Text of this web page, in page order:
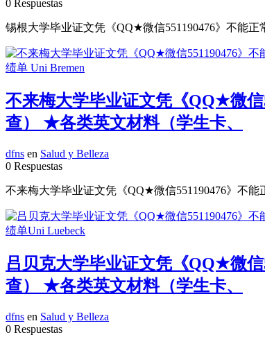
0 Respuestas
锡根大学毕业证文凭《QQ★微信551190476》不能
不来梅大学毕业证文凭《QQ★微
查） ★各类英文材料（学生卡、
dfns en Salud y Belleza
0 Respuestas
不来梅大学毕业证文凭《QQ★微信551190476》不
吕贝克大学毕业证文凭《QQ★微
查） ★各类英文材料（学生卡、
dfns en Salud y Belleza
0 Respuestas